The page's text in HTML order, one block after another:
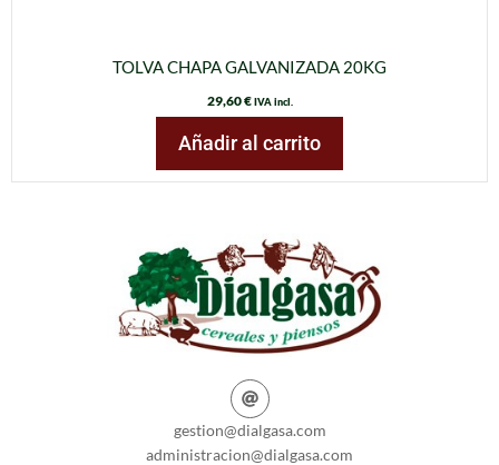
TOLVA CHAPA GALVANIZADA 20KG
29,60€ IVA incl.
Añadir al carrito
gestion@dialgasa.com
administracion@dialgasa.com